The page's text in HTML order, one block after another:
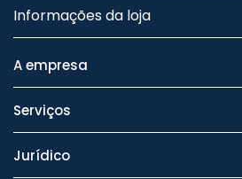
Informações da loja
A empresa
Serviços
Jurídico